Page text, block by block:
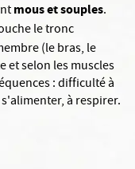
mous et souples.
le tronc
(le bras, le
et selon les muscles
: difficulté à
à respirer.